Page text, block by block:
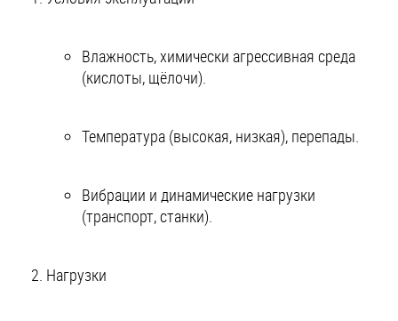
Влажность, химически агрессивная среда
(кислоты, щёлочи).
Температура (высокая, низкая), перепады.
Вибрации и динамические нагрузки
(транспорт, станки).
Нагрузки